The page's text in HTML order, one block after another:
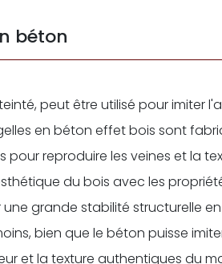
béton
peut être utilisé pour imiter
en béton effet bois sont
reproduire les veines et la
du bois avec les
grande stabilité structurelle
bien que le béton puisse
et la texture authentiques du